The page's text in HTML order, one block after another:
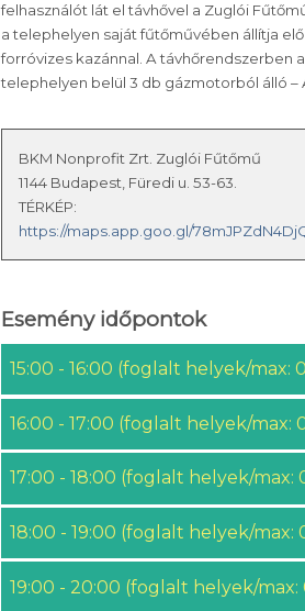
felhasználót lát el távhővel a Zuglói
a telephelyen saját fűtőművében állítja
forróvizes kazánnal. A távhőrendszerben
telephelyen belül 3 db gázmotorból álló
BKM Nonprofit Zrt. Zuglói Fűtőmű
1144 Budapest, Füredi u. 53-63.
TÉRKÉP:
https://maps.app.goo.gl/
Esemény időpontok
15:00 - 16:00 (foglalt helyek/max:
16:00 - 17:00 (foglalt helyek/max:
17:00 - 18:00 (foglalt helyek/max:
18:00 - 19:00 (foglalt helyek/max:
19:00 - 20:00 (foglalt helyek/max: